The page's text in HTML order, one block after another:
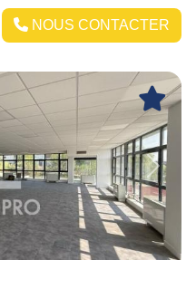
NOUS CONTACTER
Next